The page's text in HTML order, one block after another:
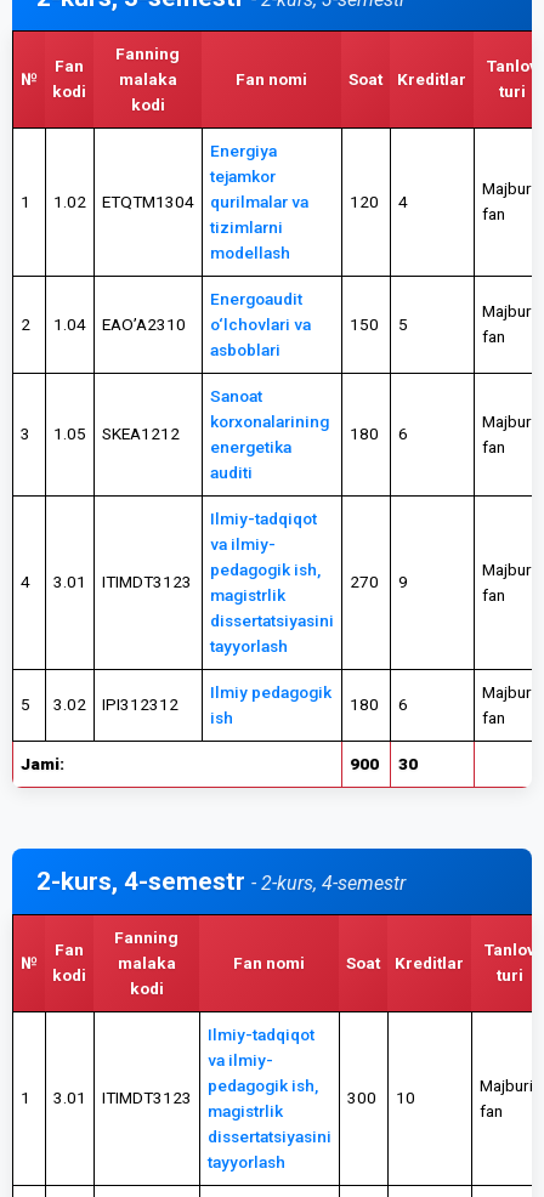
№
Fan
kodi
Fanning
malaka
kodi
Fan nomi Soat Kreditlar
Tanlov
turi
1 1.02 ETQTM1304
Energiya
tejamkor
qurilmalar va
tizimlarni
modellash
120 4
Majburiy
fan
2 1.04 EAO’A2310
Energoaudit
o‘lchovlari va
asboblari
150 5
Majburiy
fan
3 1.05 SKEA1212
Sanoat
korxonalarining
energetika
auditi
180 6
Majburiy
fan
4 3.01 ITIMDT3123
Ilmiy-tadqiqot
va ilmiy-
pedagogik ish,
magistrlik
dissertatsiyasini
tayyorlash
270 9
Majburiy
fan
5 3.02 IPI312312
Ilmiy pedagogik
ish
180 6
Majburiy
fan
Jami: 900 30
2-kurs, 4-semestr - 2-kurs, 4-semestr
№
Fan
kodi
Fanning
malaka
kodi
Fan nomi Soat Kreditlar
Tanlov
turi
1 3.01 ITIMDT3123
Ilmiy-tadqiqot
va ilmiy-
pedagogik ish,
magistrlik
dissertatsiyasini
tayyorlash
300 10
Majburiy
fan